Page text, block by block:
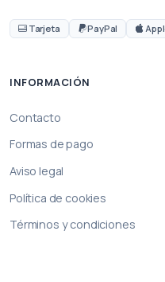
Tarjeta PayPal
INFORMACIÓN
Contacto
Formas de pago
Aviso legal
Política de cookies
Términos y condiciones